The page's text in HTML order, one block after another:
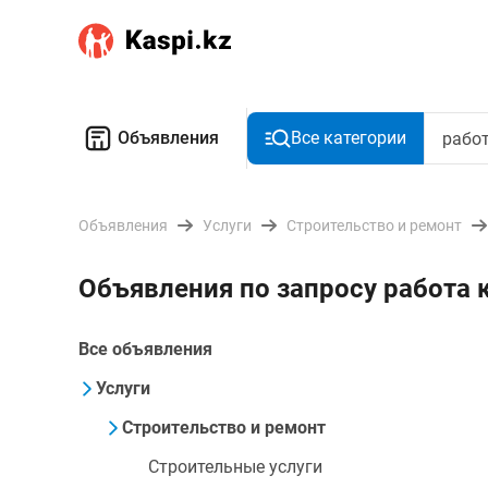
Объявления Все категории
Объявления Услуги Строительство и ремонт
Объявления по запросу работа
Все объявления
Услуги
Строительство и ремонт
Строительные услуги